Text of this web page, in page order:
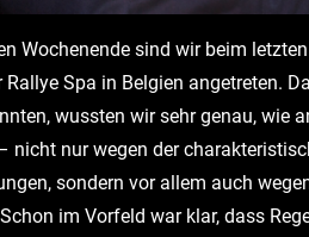
Wochenende sind wir beim
Rallye Spa in Belgien angetreten.
wussten wir sehr genau, wie
nicht nur wegen der
sondern vor allem auch
im Vorfeld war klar, dass